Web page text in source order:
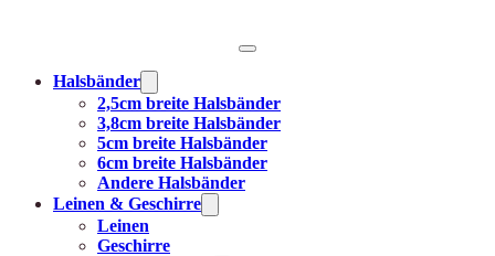
Halsbänder
2,5cm breite Halsbänder
3,8cm breite Halsbänder
5cm breite Halsbänder
6cm breite Halsbänder
Andere Halsbänder
Leinen & Geschirre
Leinen
Geschirre